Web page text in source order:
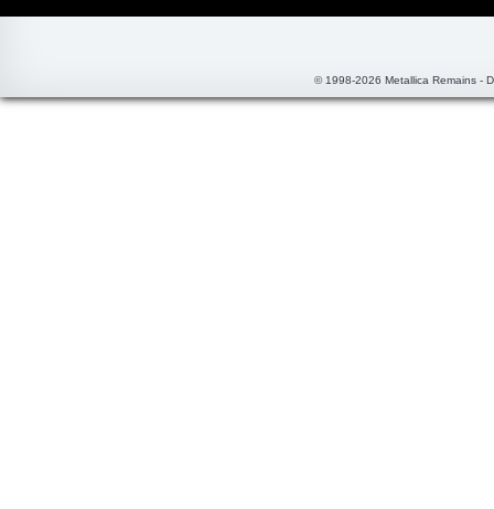
© 1998-2026 Metallica Remains -